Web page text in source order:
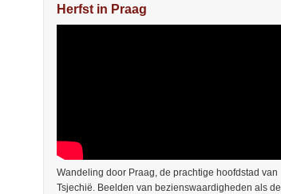
Herfst in Praag
Wandeling door Praag, de prachtige hoofdstad van
Tsjechië. Beelden van bezienswaardigheden als de